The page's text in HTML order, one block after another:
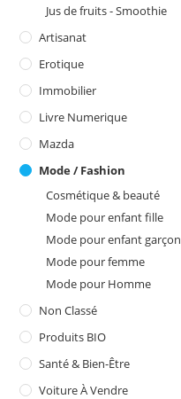
Jus de fruits - Smoothie
Artisanat
Erotique
Immobilier
Livre Numerique
Mazda
Mode / Fashion
Cosmétique & beauté
Mode pour enfant fille
Mode pour enfant garçon
Mode pour femme
Mode pour Homme
Non Classé
Produits BIO
Santé & Bien-Être
Voiture À Vendre